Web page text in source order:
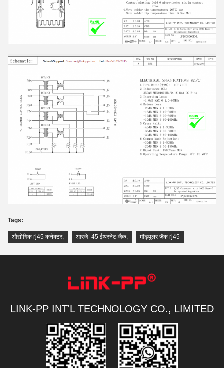
Tags:
औद्योगिक rj45 कनेक्टर, आरजे -45 ईथरनेट जैक, मॉड्यूलर जैक rj45
LINK-PP INT'L TECHNOLOGY CO., LIMITED